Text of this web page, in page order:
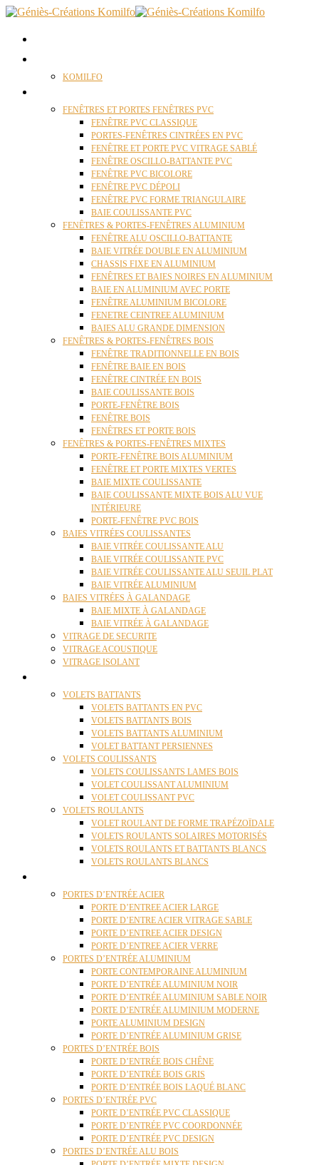
KOMILFO
FENÊTRES ET PORTES FENÊTRES PVC
FENÊTRE PVC CLASSIQUE
PORTES-FENÊTRES CINTRÉES EN PVC
FENÊTRE ET PORTE PVC VITRAGE SABLÉ
FENÊTRE OSCILLO-BATTANTE PVC
FENÊTRE PVC BICOLORE
FENÊTRE PVC DÉPOLI
FENÊTRE PVC FORME TRIANGULAIRE
BAIE COULISSANTE PVC
FENÊTRES & PORTES-FENÊTRES ALUMINIUM
FENÊTRE ALU OSCILLO-BATTANTE
BAIE VITRÉE DOUBLE EN ALUMINIUM
CHASSIS FIXE EN ALUMINIUM
FENÊTRES ET BAIES NOIRES EN ALUMINIUM
BAIE EN ALUMINIUM AVEC PORTE
FENÊTRE ALUMINIUM BICOLORE
FENETRE CEINTREE ALUMINIUM
BAIES ALU GRANDE DIMENSION
FENÊTRES & PORTES-FENÊTRES BOIS
FENÊTRE TRADITIONNELLE EN BOIS
FENÊTRE BAIE EN BOIS
FENÊTRE CINTRÉE EN BOIS
BAIE COULISSANTE BOIS
PORTE-FENÊTRE BOIS
FENÊTRE BOIS
FENÊTRES ET PORTE BOIS
FENÊTRES & PORTES-FENÊTRES MIXTES
PORTE-FENÊTRE BOIS ALUMINIUM
FENÊTRE ET PORTE MIXTES VERTES
BAIE MIXTE COULISSANTE
BAIE COULISSANTE MIXTE BOIS ALU VUE
INTÉRIEURE
PORTE-FENÊTRE PVC BOIS
BAIES VITRÉES COULISSANTES
BAIE VITRÉE COULISSANTE ALU
BAIE VITRÉE COULISSANTE PVC
BAIE VITRÉE COULISSANTE ALU SEUIL PLAT
BAIE VITRÉE ALUMINIUM
BAIES VITRÉES À GALANDAGE
BAIE MIXTE À GALANDAGE
BAIE VITRÉE À GALANDAGE
VITRAGE DE SECURITE
VITRAGE ACOUSTIQUE
VITRAGE ISOLANT
VOLETS BATTANTS
VOLETS BATTANTS EN PVC
VOLETS BATTANTS BOIS
VOLETS BATTANTS ALUMINIUM
VOLET BATTANT PERSIENNES
VOLETS COULISSANTS
VOLETS COULISSANTS LAMES BOIS
VOLET COULISSANT ALUMINIUM
VOLET COULISSANT PVC
VOLETS ROULANTS
VOLET ROULANT DE FORME TRAPÉZOÏDALE
VOLETS ROULANTS SOLAIRES MOTORISÉS
VOLETS ROULANTS ET BATTANTS BLANCS
VOLETS ROULANTS BLANCS
PORTES D’ENTRÉE ACIER
PORTE D’ENTREE ACIER LARGE
PORTE D’ENTRE ACIER VITRAGE SABLE
PORTE D’ENTREE ACIER DESIGN
PORTE D’ENTREE ACIER VERRE
PORTES D’ENTRÉE ALUMINIUM
PORTE CONTEMPORAINE ALUMINIUM
PORTE D’ENTRÉE ALUMINIUM NOIR
PORTE D’ENTRÉE ALUMINIUM SABLE NOIR
PORTE D’ENTRÉE ALUMINIUM MODERNE
PORTE ALUMINIUM DESIGN
PORTE D’ENTRÉE ALUMINIUM GRISE
PORTES D’ENTRÉE BOIS
PORTE D’ENTRÉE BOIS CHÊNE
PORTE D’ENTRÉE BOIS GRIS
PORTE D’ENTRÉE BOIS LAQUÉ BLANC
PORTES D’ENTRÉE PVC
PORTE D’ENTRÉE PVC CLASSIQUE
PORTE D’ENTRÉE PVC COORDONNÉE
PORTE D’ENTRÉE PVC DESIGN
PORTES D’ENTRÉE ALU BOIS